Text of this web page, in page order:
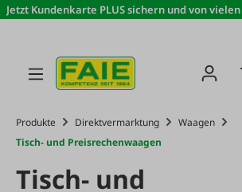
Zum Hauptinhalt springen
Jetzt Kundenkarte PLUS sichern und von
Produkte Direktvermarktung
Waagen
Tisch- und Preisrechenwaagen
Tisch- und